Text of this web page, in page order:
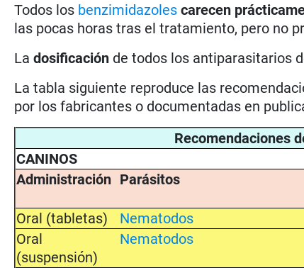
Todos los benzimidazoles carecen
las pocas horas tras el tratamiento, pero no
Ladosificación de todos los antiparasitarios
La tabla siguiente reproduce las
por los fabricantes o documentadas en
Recomendaciones
CANINOS
Administración Parásitos
Oral (tabletas)
Nematodos
Oral
(suspensión)
Nematodos